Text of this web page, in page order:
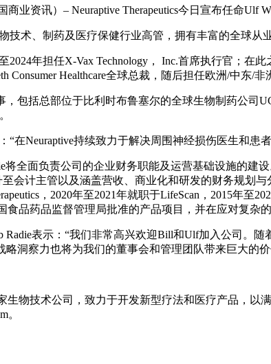
业资讯）– Neuraptive Therapeutics今日宣布任命Ulf
技术、制药及医疗保健行业高管，拥有丰富的全球
2024年担任X-Vax Technology， Inc.首席执行官；在
Consumer Healthcare全球总裁，随后担任欧洲/中东/非
包括总部位于比利时布鲁塞尔的全球生物制药公司
“在Neuraptive持续致力于解决周围神经损伤医生和
将全面负责公司的企业财务职能及运营基础设施的建
会计主管以及涵盖营收、商业化和研发的财务规划与
，2020年至2021年就职于LifeScan，2015年
品药品监督管理局批准的产品项目，并在应对复杂
Radie表示：“我们非常高兴欢迎Bill和Ulf加入公司。
略洞察力也将为我们的董事会和管理团队带来巨大的
家生物技术公司，致力于开发新型疗法和医疗产品，
。